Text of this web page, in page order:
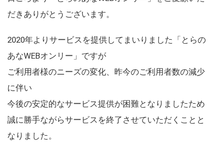
だきありがとうございます。
2020年よりサービスを提供してまいりました「とらの
あなWEBオンリー」ですが
ご利用者様のニーズの変化、昨今のご利用者数の減少
に伴い
今後の安定的なサービス提供が困難となりましたため
誠に勝手ながらサービスを終了させていただくことと
なりました。